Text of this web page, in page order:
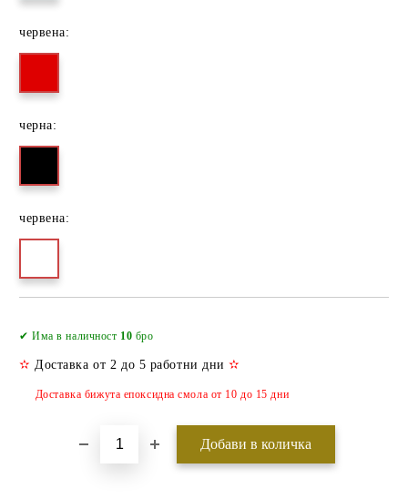
червена:
черна:
червена:
✔ Има в наличност 10 бро
✫ Доставка от 2 до 5 работни дни✫
Доставка бижута епоксидна смола от 10 до 15 дни